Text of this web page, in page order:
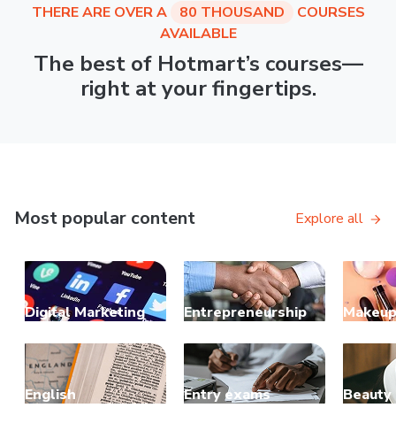
THERE ARE OVER A 80 THOUSAND
COURSES
AVAILABLE
The best of Hotmart’s courses—
right at your fingertips.
Most popular content Explore all
Digital Marketing Entrepreneurship Makeup
English Entry exams Beauty